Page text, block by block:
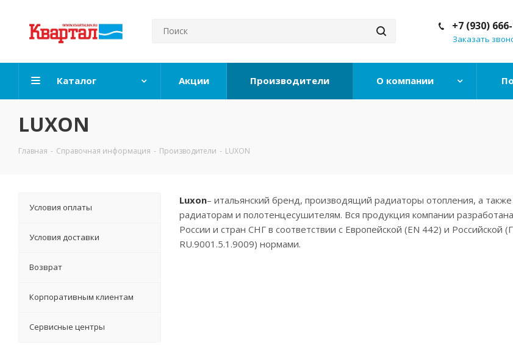
+7 (930)
Заказать
Каталог Акции Производители О компании
LUXON
Главная - Справочная информация - Производители - LUXON
Luxon– итальянский бренд, производящий радиаторы отопления, а
радиаторам и полотенцесушителям. Вся продукция компании
России и стран СНГ в соответствии с Европейской (EN 442) и Российской
RU.9001.5.1.9009) нормами.
Условия оплаты
Условия доставки
Возврат
Корпоративным клиентам
Сервисные центры